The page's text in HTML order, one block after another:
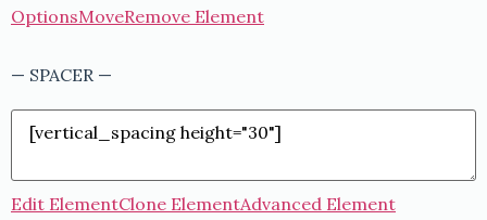
OptionsMoveRemove Element
— SPACER —
Edit ElementClone ElementAdvanced Element